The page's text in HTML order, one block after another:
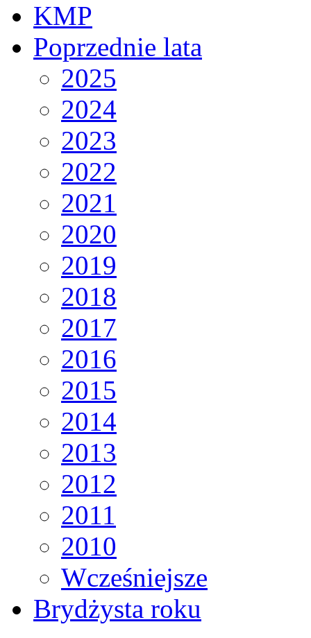
KMP
Poprzednie lata
2025
2024
2023
2022
2021
2020
2019
2018
2017
2016
2015
2014
2013
2012
2011
2010
Wcześniejsze
Brydżysta roku